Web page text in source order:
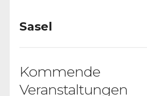
Sasel
Kommende
Veranstaltungen